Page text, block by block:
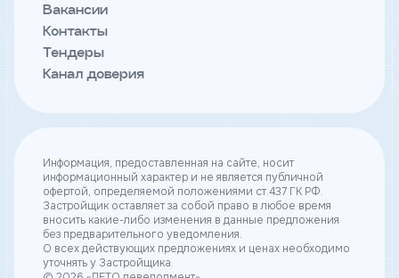
Вакансии
Контакты
Тендеры
Канал доверия
Информация, предоставленная на сайте, носит
информационный характер и не является публичной
офертой, определяемой положениями ст.437 ГК РФ.
Застройщик оставляет за собой право в любое время
вносить какие-либо изменения в данные предложения
без предварительного уведомления.
О всех действующих предложениях и ценах необходимо
уточнять у Застройщика.
согласен
на
обработку
персональных
данных